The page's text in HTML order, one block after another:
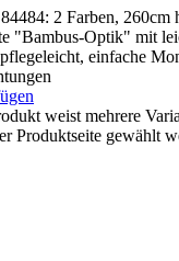
2 Farben, 260cm
"Bambus-Optik" mit
einfache
weist mehrere
Produktseite gewählt